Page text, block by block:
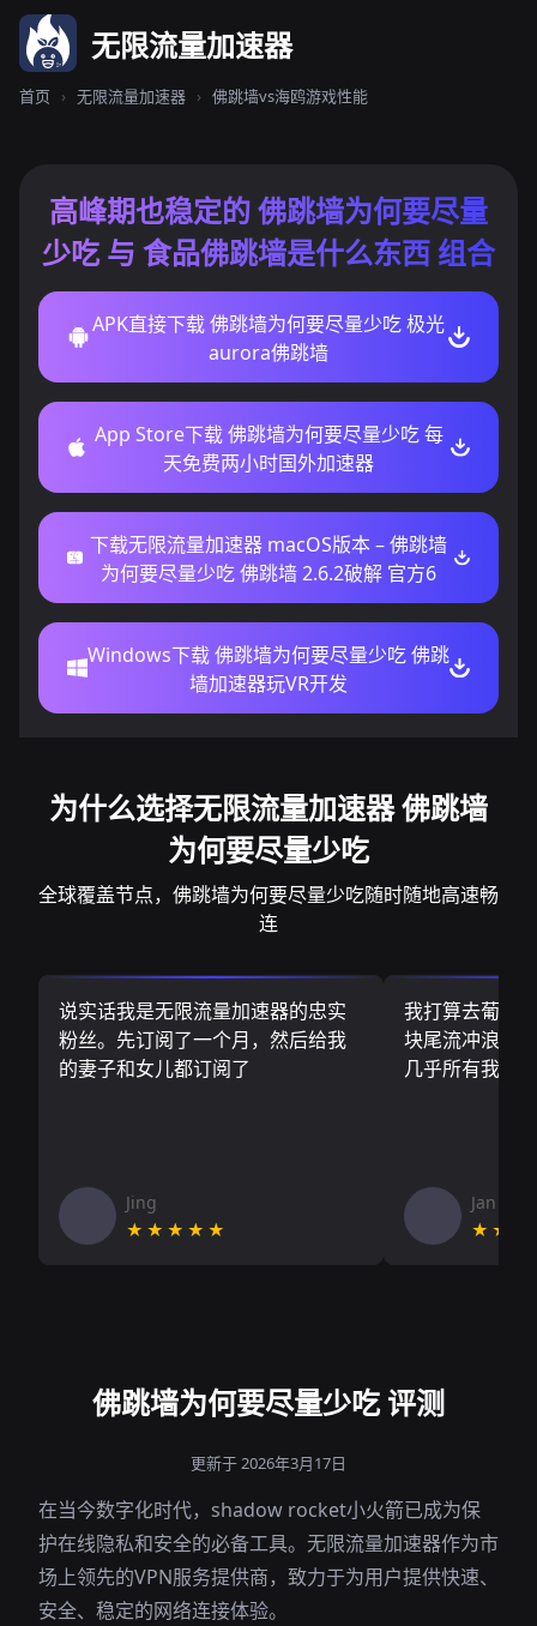
无限流量加速器
首页 › 无限流量加速器 › 佛跳墙vs海鸥游戏性能
高峰期也稳定的 佛跳墙为何要尽量
少吃 与 食品佛跳墙是什么东西 组合
APK直接下载 佛跳墙为何要尽量少吃 极光
aurora佛跳墙
App Store下载 佛跳墙为何要尽量少吃 每
天免费两小时国外加速器
下载无限流量加速器 macOS版本 – 佛跳墙
为何要尽量少吃 佛跳墙 2.6.2破解 官方6
Windows下载 佛跳墙为何要尽量少吃 佛跳
墙加速器玩VR开发
为什么选择无限流量加速器 佛跳墙
为何要尽量少吃
全球覆盖节点，佛跳墙为何要尽量少吃随时随地高速畅
连
说实话我是无限流量加速器的忠实
粉丝。先订阅了一个月，然后给我
的妻子和女儿都订阅了
Jing
★★★★★
我打算去葡萄
块尾流冲浪板
几乎所有我需
Jan V
佛跳墙为何要尽量少吃 评测
更新于 2026年3月17日
在当今数字化时代，shadow rocket小火箭已成为保
护在线隐私和安全的必备工具。无限流量加速器作为市
场上领先的VPN服务提供商，致力于为用户提供快速、
安全、稳定的网络连接体验。